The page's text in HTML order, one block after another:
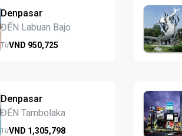
Denpasar
ĐẾN Labuan Bajo
TừVND 950,725
Denpasar
ĐẾN Tambolaka
TừVND 1,305,798